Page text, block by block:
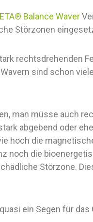
Balance Waver
Störzonen
rechtsdrehenden
sind schon
man müsse auch
abgebend oder
hoch die
noch die
Störzone.
ein Segen für